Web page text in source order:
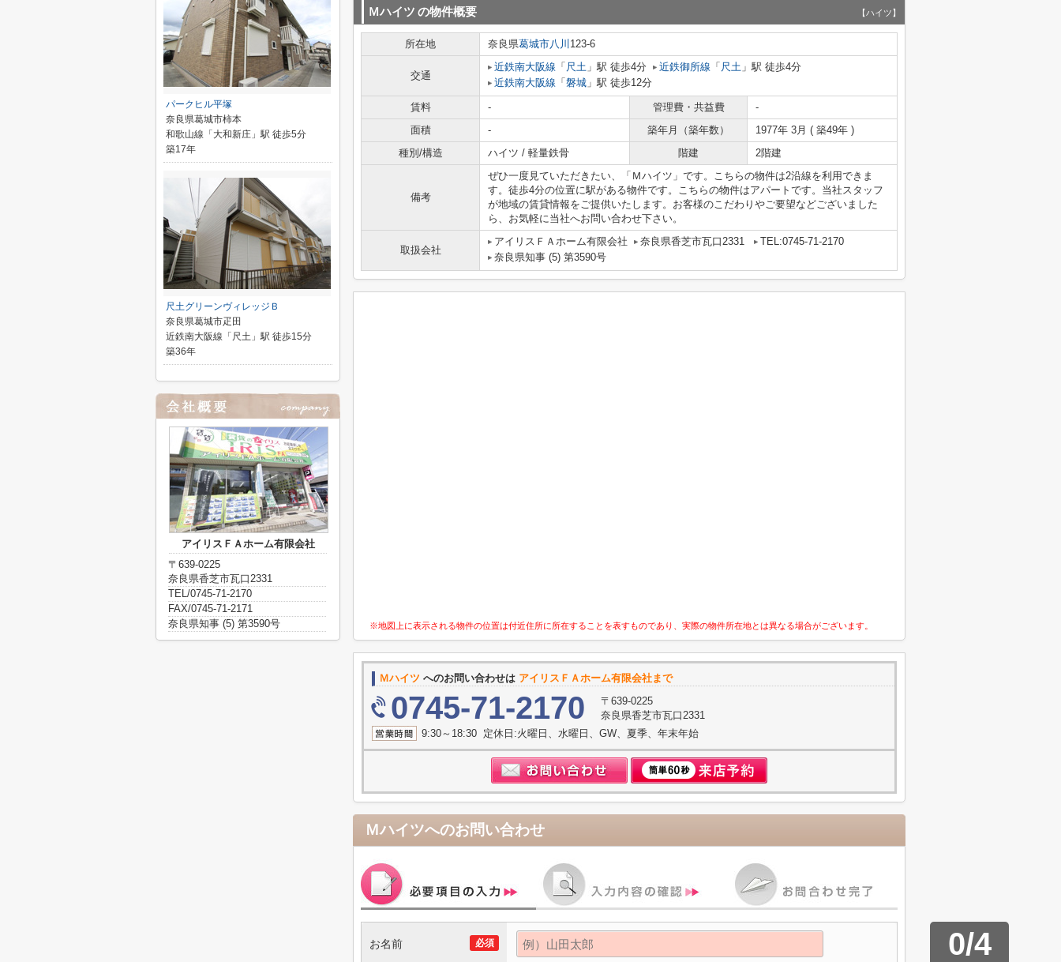
Ｍハイツ の物件概要 【ハイツ】
所在地 奈良県葛城市八川 123-6
交通
近鉄南大阪線 「 尺土 」駅 徒歩4分 近鉄御所線 「 尺土 」駅 徒歩4分
近鉄南大阪線 「 磐城 」駅 徒歩12分
賃料 - 管理費・共益費
-
面積
- 築年月（築年数）
1977年 3月 ( 築49年 )
種別/構造
ハイツ / 軽量鉄骨 階建 2階建
備考
ぜひ一度見ていただきたい、「Ｍハイツ」です。こちらの物件は2沿線を利用できま
す。徒歩4分の位置に駅がある物件です。こちらの物件はアパートです。当社スタッフ
が地域の賃貸情報をご提供いたします。お客様のこだわりやご要望などございました
ら、お気軽に当社へお問い合わせ下さい。
取扱会社
アイリスＦＡホーム有限会社 奈良県香芝市瓦口2331
TEL:0745-71-2170
奈良県知事 (5) 第3590号
※地図上に表示される物件の位置は付近住所に所在することを表すものであり、実際の物件所在地とは異なる場合がございます。
Ｍハイツ へのお問い合わせは アイリスＦＡホーム有限会社まで
0745-71-2170
〒639-0225
奈良県香芝市瓦口2331
9:30～18:30 定休日:火曜日、水曜日、GW、夏季、年末年始
Ｍハイツへのお問い合わせ
0/4
必須
お名前
パークヒル平塚
奈良県葛城市柿本
和歌山線「大和新庄」駅 徒歩5分
築17年
尺土グリーンヴィレッジＢ
奈良県葛城市疋田
近鉄南大阪線「尺土」駅 徒歩15分
築36年
アイリスＦＡホーム有限会社
〒639-0225
奈良県香芝市瓦口2331
TEL/0745-71-2170
FAX/0745-71-2171
奈良県知事 (5) 第3590号